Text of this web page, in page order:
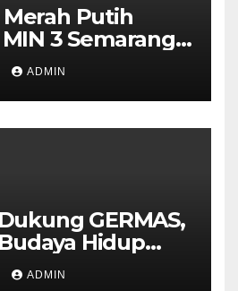
Merah Putih
3 Semarang,
Desa
Peringatan
RI
ADMIN
GERMAS,
Hidup
Pabelan
ADMIN